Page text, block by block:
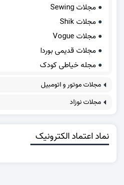
مجلات Sewing
مجلات Shik
مجلات Vogue
مجلات قدیمی بوردا
مجله خیاطی کودک
مجلات موتور و اتومبیل
مجلات نوزاد
نماد اعتماد الکترونیک